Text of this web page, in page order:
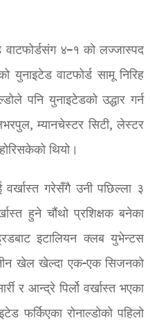
वाटफोर्डसंग ४–१ को लज्जास्पद
युनाइटेड वाटफोर्ड सामू निरिह
पनि युनाइटेडको उद्धार गर्न
म्यानचेस्टर सिटी, लेस्टर
थियो।
गरेसँगै उनी पछिल्ला ३
हुने चौंथो प्रशिक्षक बनेका
इटालियन क्लब युभेन्टस
खेल खेल्दा एक-एक सिजनको
र आन्द्रे पिर्लो वर्खास्त भएका
फर्किएका रोनाल्डोको पहिलो